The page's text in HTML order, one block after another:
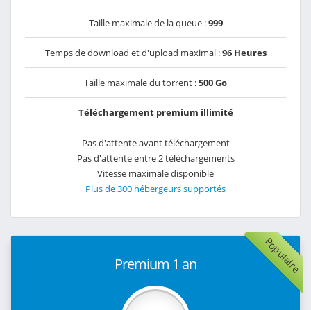
Taille maximale de la queue :999
Temps de download et d'upload maximal :96 Heures
Taille maximale du torrent :500 Go
Téléchargement premium illimité
Pas d'attente avant téléchargement
Pas d'attente entre 2 téléchargements
Vitesse maximale disponible
Plus de 300 hébergeurs supportés
Populaire
Premium 1 an